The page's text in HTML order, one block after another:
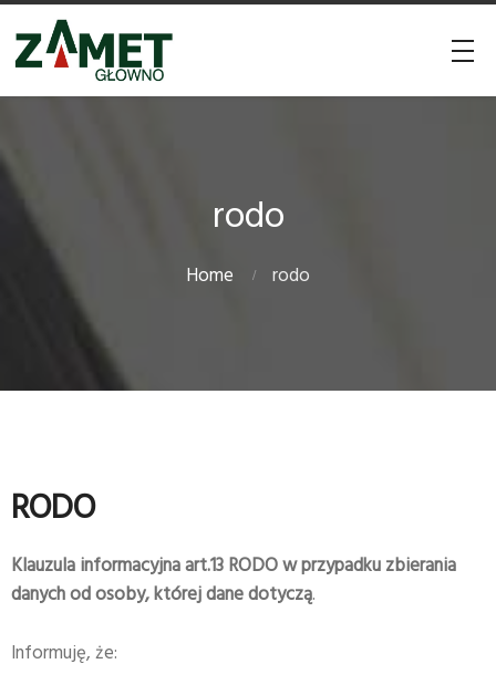
rodo
Home rodo
RODO
Klauzula informacyjna art.13 RODO w przypadku zbierania
danych od osoby, której dane dotyczą.
Informuję, że: